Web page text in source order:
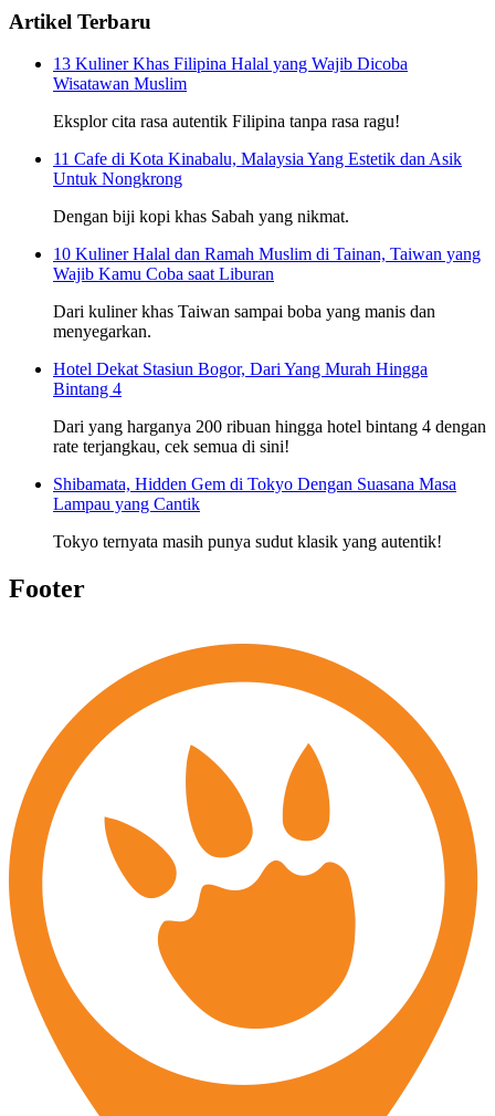
Artikel Terbaru
13 Kuliner Khas Filipina Halal yang Wajib Dicoba
Wisatawan Muslim
Eksplor cita rasa autentik Filipina tanpa rasa ragu!
11 Cafe di Kota Kinabalu, Malaysia Yang Estetik dan Asik
Untuk Nongkrong
Dengan biji kopi khas Sabah yang nikmat.
10 Kuliner Halal dan Ramah Muslim di Tainan, Taiwan yang
Wajib Kamu Coba saat Liburan
Dari kuliner khas Taiwan sampai boba yang manis dan
menyegarkan.
Hotel Dekat Stasiun Bogor, Dari Yang Murah Hingga
Bintang 4
Dari yang harganya 200 ribuan hingga hotel bintang 4 dengan
rate terjangkau, cek semua di sini!
Shibamata, Hidden Gem di Tokyo Dengan Suasana Masa
Lampau yang Cantik
Tokyo ternyata masih punya sudut klasik yang autentik!
Footer